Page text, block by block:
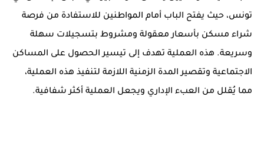
تونس، حيث يفتح الباب أمام المواطنين للاستفادة من فرصة
شراء مسكن بأسعار معقولة ومشروط بتسجيلات سهلة
وسريعة. هذه العملية تهدف إلى تيسير الحصول على المساكن
الاجتماعية وتقصير المدة الزمنية اللازمة لتنفيذ هذه العملية،
مما يُقلل من العبء الإداري ويجعل العملية أكثر شفافية.